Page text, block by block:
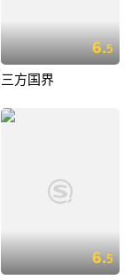
6.5
三方国界
6.5